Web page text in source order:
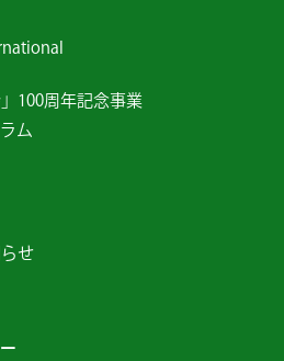
100周年記念事業
ム
せ